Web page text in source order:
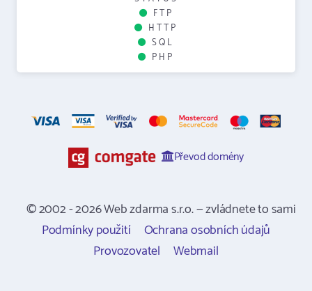
FTP
HTTP
SQL
PHP
Převod domény
© 2002 - 2026 Web zdarma s.r.o. — zvládnete to sami
Podmínky použití
Ochrana osobních údajů
Provozovatel
Webmail